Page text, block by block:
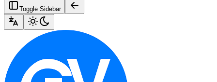
Toggle Sidebar